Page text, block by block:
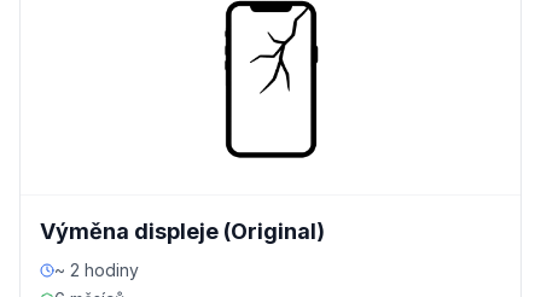
Výměna displeje (Original)
~ 2 hodiny